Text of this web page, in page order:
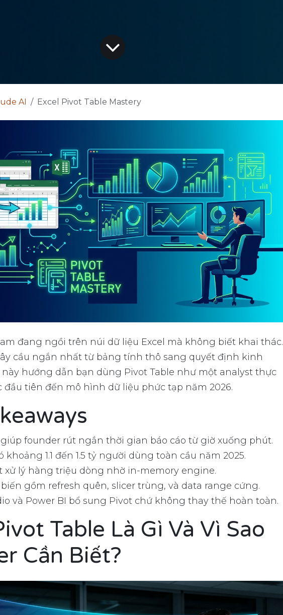
AI Excel Pivot Table Mastery
đang ngồi trên núi dữ liệu Excel mà không biết khai thác.
cầu ngắn nhất từ bảng tính thô sang quyết định kinh
này hướng dẫn bạn dùng Pivot Table như một analyst thực
đầu tiên đến mô hình dữ liệu phức tạp năm 2026.
giúp founder rút ngắn thời gian báo cáo từ giờ xuống phút.
khoảng 1.1 đến 1.5 tỷ người dùng toàn cầu năm 2025.
xử lý hàng triệu dòng nhờ in-memory engine.
gồm refresh quên, slicer trùng, và data range cứng.
và Power BI bổ sung Pivot chứ không thay thế hoàn toàn.
Table Là Gì Và Vì Sao
Cần Biết?